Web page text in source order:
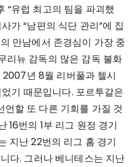
“유럽 최고의 팀을 파괴했
가 “남편의 식단 관리”에 집
만남에서 존경심이 가장 중
리뉴 감독의 많은 감독 불화
년 8월 리버풀과 첼시
기 때문입니다. 포르투갈은
할 또 다른 기회를 가질 것
16번의 1부 리그 원정 경기
지난 22번의 리그 홈 경기
다. 그러나 베니테스는 지난